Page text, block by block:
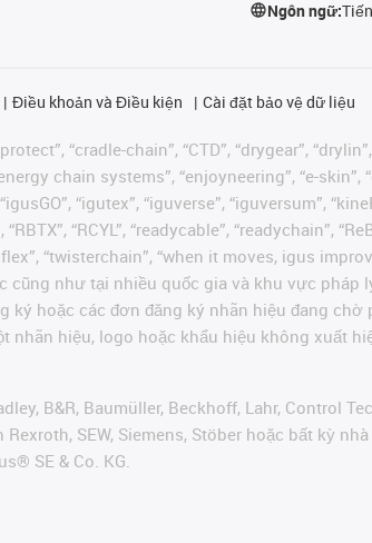
Ngôn ngữ:
Điều khoản và Điều kiện Cài đặt bảo vệ dữ liệu
“cradle-chain”, “CTD”, “drygear”,
chain systems”, “enjoyneering”, “e-skin”,
“igutex”, “iguverse”, “iguversum”,
“RCYL”, “readycable”, “readychain”,
“twisterchain”, “when it moves, igus
như tại nhiều quốc gia và khu vực pháp
hoặc các đơn đăng ký nhãn hiệu đang chờ
hiệu, logo hoặc khẩu hiệu không xuất
B&R, Baumüller, Beckhoff, Lahr, Control
SEW, Siemens, Stöber hoặc bất kỳ
SE & Co. KG.